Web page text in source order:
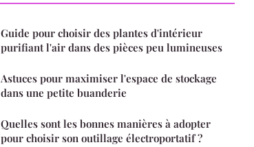
Guide pour choisir des plantes d'intérieur
purifiant l'air dans des pièces peu lumineuses
Astuces pour maximiser l'espace de stockage
dans une petite buanderie
Quelles sont les bonnes manières à adopter
pour choisir son outillage électroportatif ?